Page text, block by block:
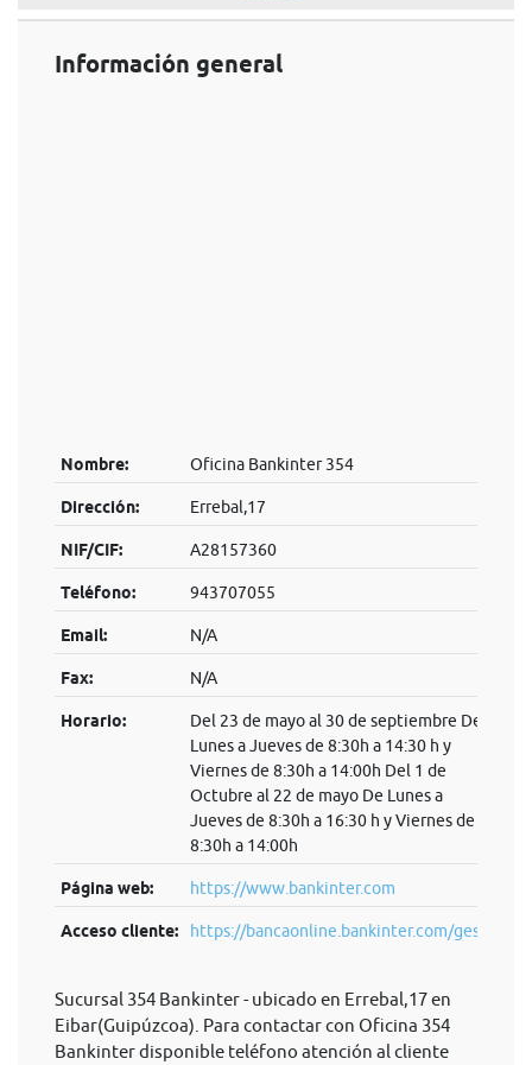
Información general
Nombre: Oficina Bankinter 354
Dirección: Errebal,17
NIF/CIF: A28157360
Teléfono: 943707055
Email: N/A
Fax: N/A
Horario:
Del 23 de mayo al 30 de septiembre De
Lunes a Jueves de 8:30h a 14:30 h y
Viernes de 8:30h a 14:00h Del 1 de
Octubre al 22 de mayo De Lunes a
Jueves de 8:30h a 16:30 h y Viernes de
8:30h a 14:00h
Página web: https://www.bankinter.com
Acceso cliente: https://bancaonline.bankinter.com/ges...
Sucursal 354 Bankinter - ubicado en Errebal,17 en
Eibar(Guipúzcoa). Para contactar con Oficina 354
Bankinter disponible teléfono atención al cliente